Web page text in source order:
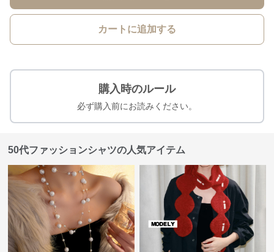
カートに追加する
購入時のルール
必ず購入前にお読みください。
50代ファッションシャツの人気アイテム